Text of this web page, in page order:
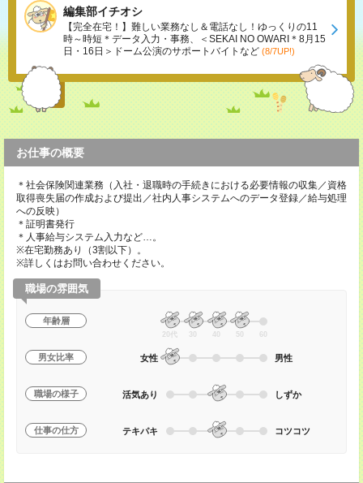
編集部イチオシ
【完全在宅！】難しい業務なし＆電話なし！ゆっくりの11
時～時短＊データ入力・事務、＜SEKAI NO OWARI＊8月15
日・16日＞ドーム公演のサポートバイトなど (8/7UP!)
お仕事の概要
＊社会保険関連業務（入社・退職時の手続きにおける必要情報の収集／資格
取得喪失届の作成および提出／社内人事システムへのデータ登録／給与処理
への反映）
＊証明書発行
＊人事給与システム入力など…。
※在宅勤務あり（3割以下）。
※詳しくはお問い合わせください。
職場の雰囲気
年齢層
20代 30 40 50 60
男女比率 女性 男性
職場の様子 活気あり しずか
仕事の仕方 テキパキ コツコツ